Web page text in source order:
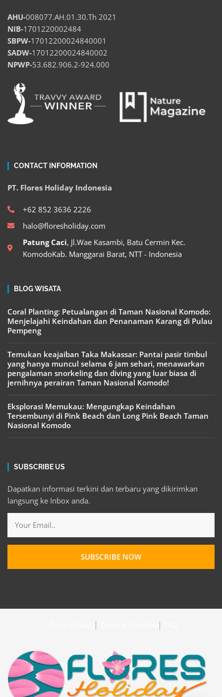
AHU-008077.AH.01.30.Th 2021
NIB-1701220002484
SBPW-17012200024840001
SADW-17012200024840002
NPWP-53.682.906.2-924.000
CONTACT INFORMATION
PT. Flores Holiday Indonesia
+62 852 3636 2226
halo@floresholiday.com
Patung Caci, Jl.Wae Kasambi, Batu Cermin Kec.
KomodoKab. Manggarai Barat, NTT - Indonesia
BLOG WISATA
Coral Planting: Petualangan di Taman Nasional Komodo:
Menjelajahi Keindahan dan Penanaman Karang di Pulau
Pempeng
Temukan keajaiban Taka Makassar: Pantai pasir timbul
yang hanya muncul selama 6 jam sehari, menawarkan
pengalaman snorkeling dan diving yang luar biasa di
jernihnya perairan Taman Nasional Komodo!
Eksplorasi Memukau: Mengungkap Keindahan
Tersembunyi di Pink Beach dan Long Pink Beach Taman
Nasional Komodo
SUBSCRIBE US
Dapatkan informasi terkini dan terbaru yang dikirimkan
langsung ke Inbox anda.
SUBSCRIBE NOW